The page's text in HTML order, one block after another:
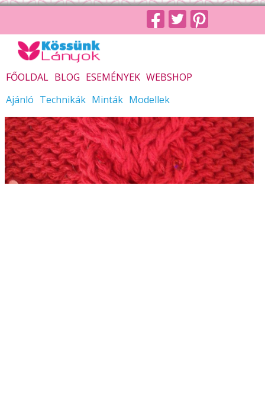
FŐOLDAL BLOG ESEMÉNYEK WEBSHOP
Ajánló Technikák Minták Modellek